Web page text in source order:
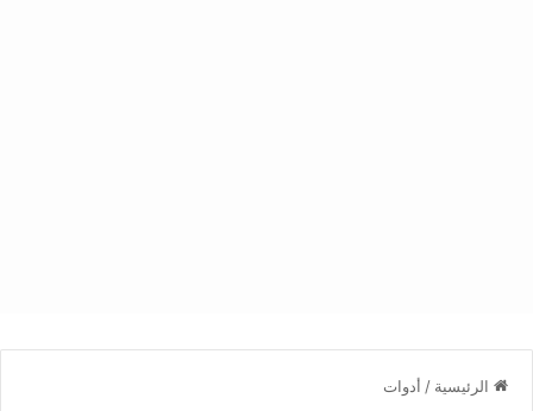
الرئيسية / أدوات